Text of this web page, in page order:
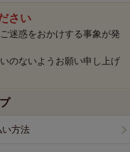
さい
迷惑をおかけする事象が発
のないようお願い申し上げ
い方法